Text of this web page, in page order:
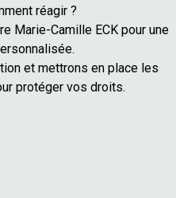
réagir ?
Marie-Camille ECK pour une
et mettrons en place les
protéger vos droits.